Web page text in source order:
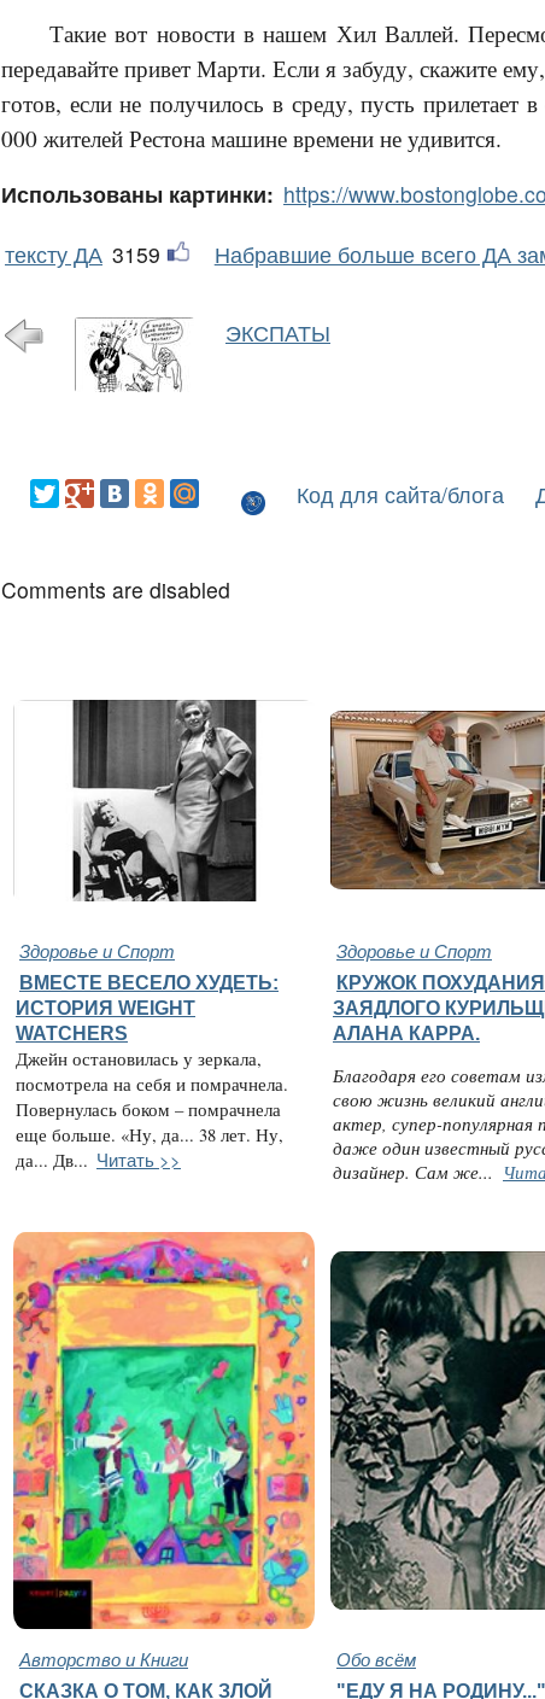
Такие вот новости в нашем Хил Валлей.
передавайте привет Марти. Если я забуду, скажите
готов, если не получилось в среду, пусть
000 жителей Рестона машине времени не удивится.
Использованы картинки: https://
тексту ДА 3159 Набравшие больше всего ДА
ЭКСПАТЫ
Код для сайта/блога
Comments are disabled
Здоровье и Спорт Здоровье и Спорт
ВМЕСТЕ ВЕСЕЛО ХУДЕТЬ:
ИСТОРИЯ WEIGHT
WATCHERS
Джейн остановилась у зеркала,
посмотрела на себя и помрачнела.
Повернулась боком – помрачнела
еще больше. «Ну, да... 38 лет. Ну,
да... Дв... Читать >>
КРУЖОК
ЗАЯДЛОГО
АЛАНА КАРРА.
Благодаря его советам
свою жизнь великий
актер, супер-популярная
даже один известный
дизайнер. Сам же...
Авторство и Книги Обо всём
СКАЗКА О ТОМ, КАК ЗЛОЙ "ЕДУ Я НА РОДИНУ..."